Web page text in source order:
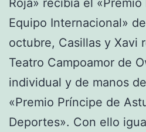
Equipo Internacional»
octubre, Casillas y Xavi
Teatro Campoamor de
individual y de manos
«Premio Príncipe de
Deportes». Con ello